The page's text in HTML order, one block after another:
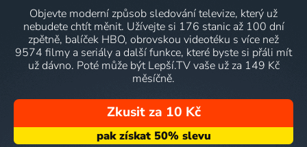
Objevte moderní způsob sledování televize, který už
nebudete chtít měnit. Užívejte si 176 stanic až 100 dní
zpětně, balíček HBO, obrovskou videotéku s více než
9574 filmy a seriály a další funkce, které byste si přáli mít
už dávno. Poté může být Lepší.TV vaše už za 149 Kč
měsíčně.
Zkusit za 10 Kč